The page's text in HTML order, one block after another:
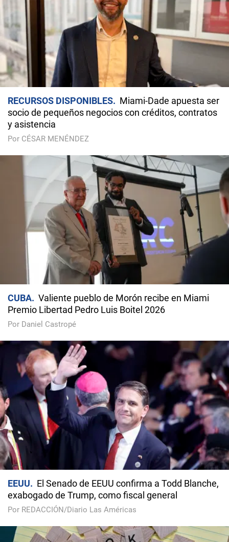
RECURSOS DISPONIBLES
Miami-Dade apuesta ser
socio de pequeños negocios con créditos, contratos
y asistencia
Por CÉSAR MENÉNDEZ
CUBA
Valiente pueblo de Morón recibe en Miami
Premio Libertad Pedro Luis Boitel 2026
Por Daniel Castropé
EEUU
El Senado de EEUU confirma a Todd Blanche,
exabogado de Trump, como fiscal general
Por REDACCIÓN/Diario Las Américas